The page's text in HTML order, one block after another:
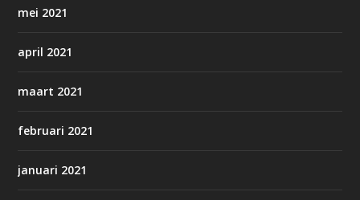
mei 2021
april 2021
maart 2021
februari 2021
januari 2021